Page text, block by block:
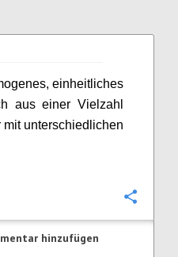
einheitliches
aus einer Vielzahl
unterschiedlichen
hinzufügen